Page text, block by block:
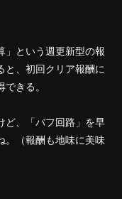
という週更新型の報
と、初回クリア報酬に
きる。
ど、「バフ回路」を早
。（報酬も地味に美味